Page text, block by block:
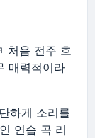
처음 전주 흐
매력적이라
하게 소리를
연습 곡 리